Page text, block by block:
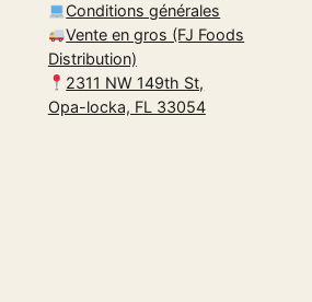
Conditions générales
Vente en gros (FJ Foods
Distribution)
2311 NW 149th St,
Opa-locka, FL 33054